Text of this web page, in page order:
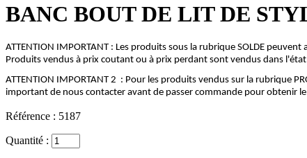
BANC BOUT DE LIT DE
ATTENTION IMPORTANT : Les produits sous la rubrique SOLDE
Produits vendus à prix coutant ou à prix perdant sont vendus dans l'état
ATTENTION IMPORTANT 2 : Pour les produits vendus sur la rubrique
important de nous contacter avant de passer commande pour obtenir
Référence : 5187
Quantité :